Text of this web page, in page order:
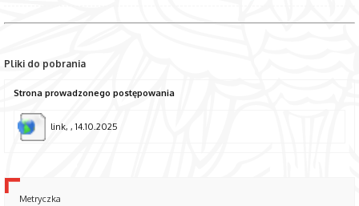
Pliki do pobrania
Strona prowadzonego postępowania
link, , 14.10.2025
Metryczka